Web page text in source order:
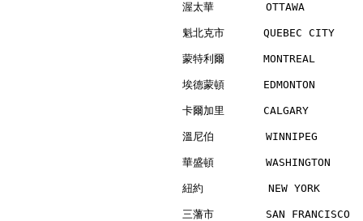
渥太華        OTTAWA
魁北克市      QUEBEC
蒙特利爾
埃德蒙頓
卡爾加里      CALGARY
溫尼伯        WINNIPEG
華盛頓
紐約          NEW YORK
三藩市        SAN